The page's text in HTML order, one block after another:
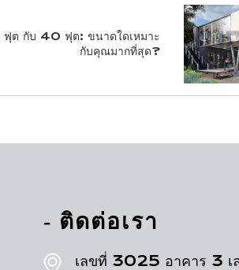
ต กับ 40 ฟุต: ขนาดใดเหมาะ
กับคุณมากที่สุด?
- ติดต่อเรา
เลขที่ 3025 อาคาร 3 เ